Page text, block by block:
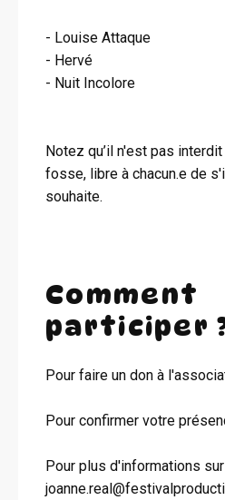
- Louise Attaque
- Hervé
- Nuit Incolore
Notez qu’il n'est pas
fosse, libre à chacun.e de
souhaite.
Comment
participer
Pour faire un don à
Pour confirmer votre
Pour plus d'informations